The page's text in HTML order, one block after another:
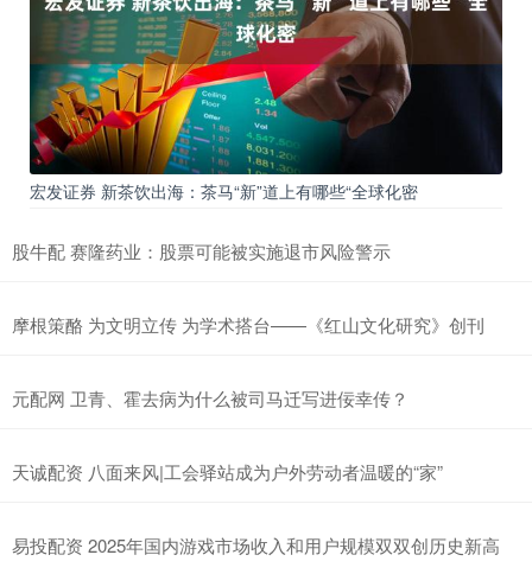
宏发证券 新茶饮出海：茶马“新”道上有哪些“全球化密
股牛配 赛隆药业：股票可能被实施退市风险警示
摩根策酪 为文明立传 为学术搭台——《红山文化研究》创刊
元配网 卫青、霍去病为什么被司马迁写进佞幸传？
天诚配资 八面来风|工会驿站成为户外劳动者温暖的“家”
易投配资 2025年国内游戏市场收入和用户规模双双创历史新高